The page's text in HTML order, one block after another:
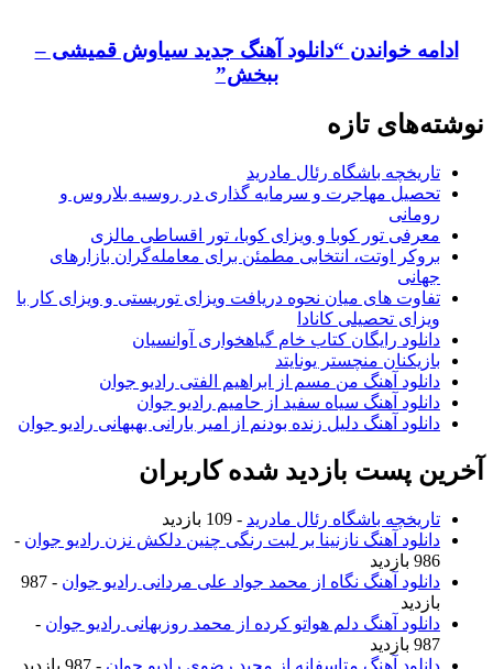
ادامه خواندن “دانلود آهنگ جدید سیاوش قمیشی –
ببخش”
نوشته‌های تازه
تاریخچه باشگاه رئال مادرید
تحصیل مهاجرت و سرمایه گذاری در روسیه بلاروس و
رومانی
معرفی تور کوبا و ویزای کوبا، تور اقساطی مالزی
بروکر اوتت، انتخابی مطمئن برای معامله‌گران بازارهای
جهانی
تفاوت های میان نحوه دریافت ویزای توریستی و ویزای کار با
ویزای تحصیلی کانادا
دانلود رایگان کتاب خام گیاهخواری آوانسیان
بازیکنان منچستر یونایتد
دانلود آهنگ من مسم از ابراهیم الفتی رادیو جوان
دانلود آهنگ سیاه سفید از حامیم رادیو جوان
دانلود آهنگ دلیل زنده بودنم از امیر بارانی بهبهانی رادیو جوان
آخرین پست بازدید شده کاربران
تاریخچه باشگاه رئال مادرید - 109 بازدید
دانلود آهنگ نازنینا بر لبت رنگی چنین دلکش نزن رادیو جوان -
986 بازدید
دانلود آهنگ نگاه از محمد جواد علی مردانی رادیو جوان
- 987
بازدید
دانلود آهنگ دلم هواتو کرده از محمد روزبهانی رادیو جوان -
987 بازدید
دانلود آهنگ متاسفانه از مجید رضوی رادیو جوان - 987 بازدید